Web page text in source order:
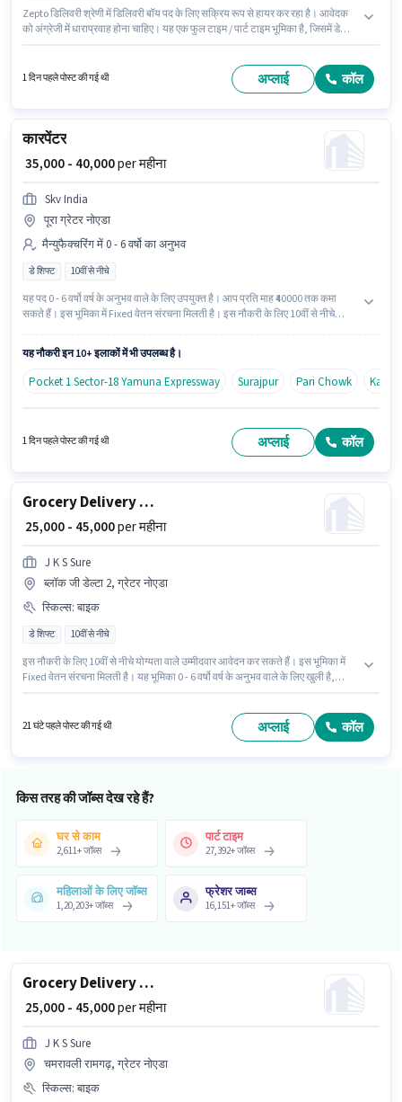
Zepto डिलिवरी श्रेणी में डिलिवरी बॉय पद के लिए सक्रिय रूप से हायर कर रहा है। आवेदक
को अंग्रेजी में धाराप्रवाह होना चाहिए। यह एक फुल टाइम / पार्ट टाइम भूमिका है, जिसमें डे
आवश्यक है।
1 दिन पहले पोस्ट की गई थी अप्लाई कॉल
कारपेंटर
₹ 35,000 - 40,000per महीना
Skv India
पूरा ग्रेटर नोएडा
मैन्युफैक्चरिंग में 0 - 6 वर्षो का अनुभव
डे शिफ्ट 10वीं से नीचे
यह पद 0 - 6 वर्षो वर्ष के अनुभव वाले के लिए उपयुक्त है। आप प्रति माह ₹40000 तक कमा
सकते हैं। इस भूमिका में Fixed वेतन संरचना मिलती है। इस नौकरी के लिए 10वीं से नीचे
और 6 days working प्रति सप्ताह है। Skv India में मैन्युफैक्चरिंग श्रेणी में कारपेंटर के रूप
में जुड़ें।
यह नौकरी इन 10+ इलाकों में भी उपलब्ध है।
Pocket 1 Sector-18 Yamuna Expressway Surajpur Pari Chowk Kasna
1 दिन पहले पोस्ट की गई थी अप्लाई कॉल
Grocery Delivery Boy
₹ 25,000 - 45,000per महीना
J K S Sure
ब्लॉक जी डेल्टा 2, ग्रेटर नोएडा
स्किल्स: बाइक
डे शिफ्ट 10वीं से नीचे
इस नौकरी के लिए 10वीं से नीचे योग्यता वाले उम्मीदवार आवेदन कर सकते हैं। इस भूमिका में
Fixed वेतन संरचना मिलती है। यह भूमिका 0 - 6 वर्षो वर्ष के अनुभव वाले के लिए खुली है,
अंग्रेजी में दक्षता को वरीयता दी जाएगी।
21 घंटे पहले पोस्ट की गई थी अप्लाई कॉल
किस तरह की जॉब्स देख रहे हैं?
घर से काम
2,611+जॉब्स
पार्ट टाइम
27,392+जॉब्स
महिलाओं के लिए जॉब्स
1,20,203+जॉब्स
फ्रेशर जाब्स
16,151+जॉब्स
Grocery Delivery Boy
₹ 25,000 - 45,000per महीना
J K S Sure
चमरावली रामगढ़, ग्रेटर नोएडा
स्किल्स: बाइक